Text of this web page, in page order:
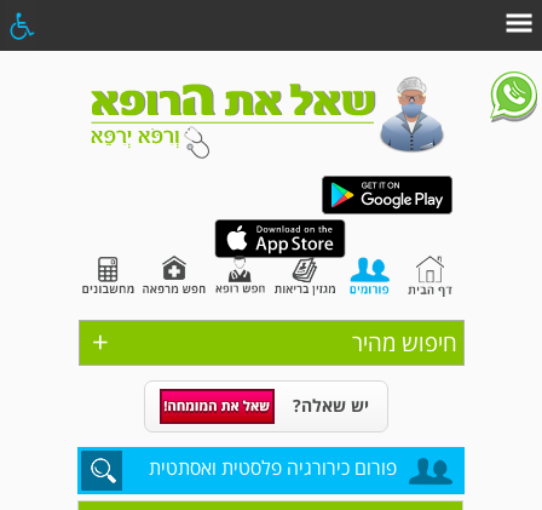
+ חיפוש מהיר
יש שאלה?
פורום כירורגיה פלסטית ואסתטית